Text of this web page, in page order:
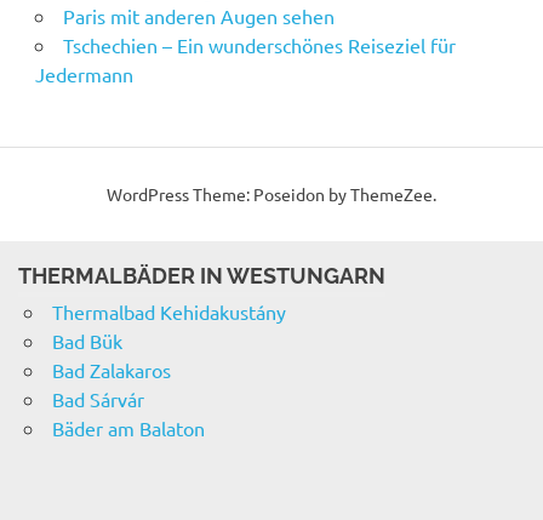
Paris mit anderen Augen sehen
Tschechien – Ein wunderschönes Reiseziel für
Jedermann
WordPress Theme: Poseidon by ThemeZee.
THERMALBÄDER IN WESTUNGARN
Thermalbad Kehidakustány
Bad Bük
Bad Zalakaros
Bad Sárvár
Bäder am Balaton